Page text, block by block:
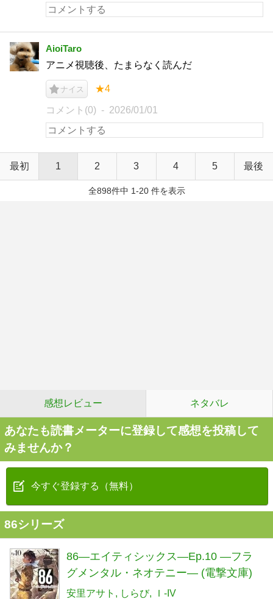
AioiTaro
アニメ視聴後、たまらなく読んだ
ナイス ★4
コメント(0) 2026/01/01
最初 1 2 3 4 5 最後
全898件中 1-20 件を表示
感想レビュー ネタバレ
あなたも読書メーターに登録して感想を投稿して
みませんか？
今すぐ登録する（無料）
86シリーズ
86―エイティシックス―Ep.10 ―フラ
グメンタル・ネオテニー― (電撃文庫)
安里アサト しらび Ｉ-IV